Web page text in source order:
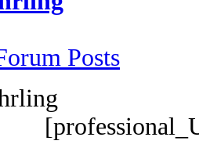
Posts